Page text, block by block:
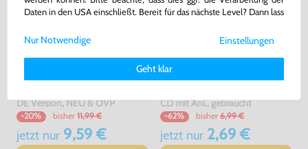
Die Gilde
DE Version, NEU & OVP
-20% bisher 11,99 €
jetzt nur9,59 €
All Star Racing
CD mit Anl., gebraucht
-62% bisher 6,99 €
jetzt nur2,69 €
Daten in den USA einschließt. Bereit für das nächste Level? Dann lass
Weitere Informationen zu den von uns verwendeten Cookies und
Deinen Rechten als Nutzer findest Du in unsererDaten­schutz­
Impressum.
Einstellungen
Geht klar
Nur Notwendige